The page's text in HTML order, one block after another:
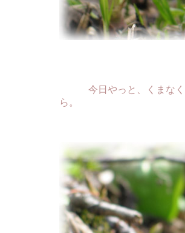
今日やっと、くまなく春
ら。